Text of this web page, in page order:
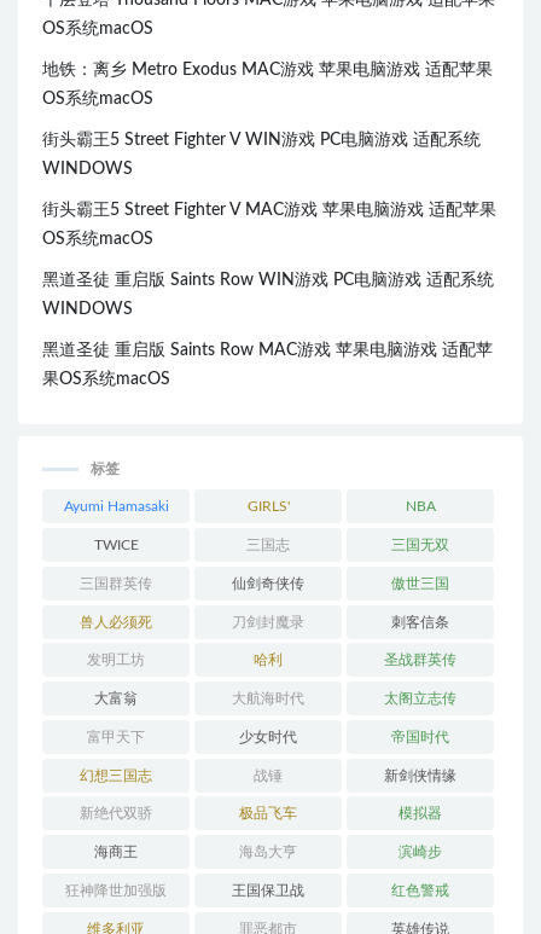
OS系统macOS
地铁：离乡 Metro Exodus MAC游戏 苹果电脑游戏 适配苹果
OS系统macOS
街头霸王5 Street Fighter V WIN游戏 PC电脑游戏 适配系统
WINDOWS
街头霸王5 Street Fighter V MAC游戏 苹果电脑游戏 适配苹果
OS系统macOS
黑道圣徒 重启版 Saints Row WIN游戏 PC电脑游戏 适配系统
WINDOWS
黑道圣徒 重启版 Saints Row MAC游戏 苹果电脑游戏 适配苹
果OS系统macOS
标签
Ayumi Hamasaki GIRLS'
GENERATION
NBA
TWICE 三国志 三国无双
三国群英传 仙剑奇侠传 傲世三国
兽人必须死 刀剑封魔录 刺客信条
发明工坊 哈利 圣战群英传
大富翁 大航海时代 太阁立志传
富甲天下 少女时代 帝国时代
幻想三国志 战锤 新剑侠情缘
新绝代双骄 极品飞车 模拟器
海商王 海岛大亨 滨崎步
狂神降世加强版 王国保卫战 红色警戒
维多利亚 罪恶都市 英雄传说